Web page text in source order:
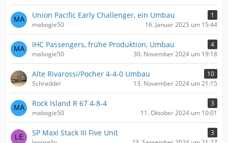
Union Pacific Early Challenger, ein Umbau
1
mabogie50
16. Januar 2025 um 15:44
IHC Passengers, frühe Produktion, Umbau
4
mabogie50
30. November 2024 um 19:18
Alte Rivarossi/Pocher 4-4-0 Umbau
10
Schraddel
13. November 2024 um 21:15
Rock Island R 67 4-8-4
3
mabogie50
11. Oktober 2024 um 10:01
SP Maxi Stack III Five Unit
3